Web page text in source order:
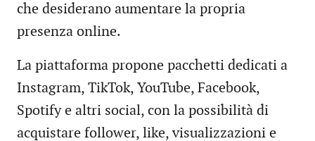
che desiderano aumentare la propria
presenza online.
La piattaforma propone pacchetti dedicati a
Instagram, TikTok, YouTube, Facebook,
Spotify e altri social, con la possibilità di
acquistare follower, like, visualizzazioni e